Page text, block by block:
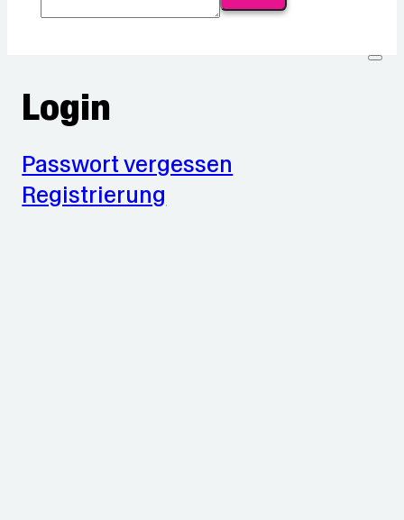
Login
Passwort vergessen
Registrierung